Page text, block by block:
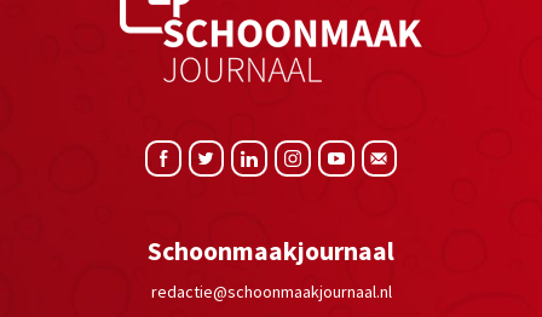
Schoonmaakjournaal
redactie@schoonmaakjournaal.nl